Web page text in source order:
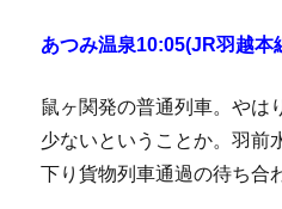
あつみ温泉10:05(JR羽越
鼠ヶ関発の普通列車。やは
少ないということか。羽前
下り貨物列車通過の待ち合